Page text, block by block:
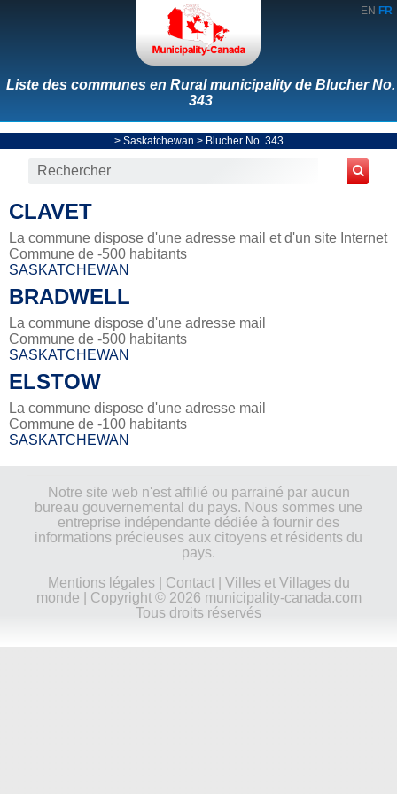
EN FR
Liste des communes en Rural municipality de Blucher No.
343
> Saskatchewan > Blucher No. 343
CLAVET
La commune dispose d'une adresse mail et d'un site Internet
Commune de -500 habitants
SASKATCHEWAN
BRADWELL
La commune dispose d'une adresse mail
Commune de -500 habitants
SASKATCHEWAN
ELSTOW
La commune dispose d'une adresse mail
Commune de -100 habitants
SASKATCHEWAN
Notre site web n'est affilié ou parrainé par aucun
bureau gouvernemental du pays. Nous sommes une
entreprise indépendante dédiée à fournir des
informations précieuses aux citoyens et résidents du
pays.
Mentions légales| Contact| Villes et Villages du
monde | Copyright © 2026 municipality-canada.com
Tous droits réservés